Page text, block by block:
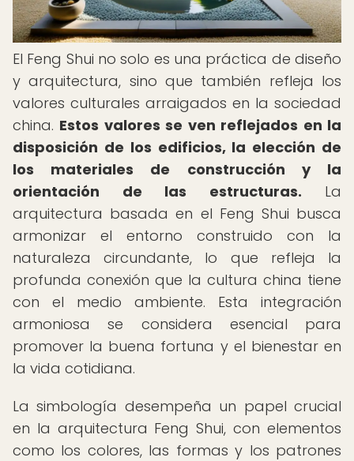
El Feng Shui no solo es una práctica de diseño
y arquitectura, sino que también refleja los
valores culturales arraigados en la sociedad
china. Estos valores se ven reflejados en la
disposición de los edificios, la elección de
los materiales de construcción y la
orientación de las estructuras. La
arquitectura basada en el Feng Shui busca
armonizar el entorno construido con la
naturaleza circundante, lo que refleja la
profunda conexión que la cultura china tiene
con el medio ambiente. Esta integración
armoniosa se considera esencial para
promover la buena fortuna y el bienestar en
la vida cotidiana.
La simbología desempeña un papel crucial
en la arquitectura Feng Shui, con elementos
como los colores, las formas y los patrones